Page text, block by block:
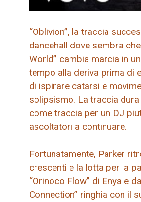
“Oblivion”, la traccia
dancehall dove sembra
World” cambia marcia in
tempo alla deriva prima di
di ispirare catarsi e
solipsismo. La traccia
come traccia per un DJ
ascoltatori a continuare.
Fortunatamente, Parker
crescenti e la lotta per la
“Orinoco Flow” di Enya e
Connection” ringhia con il